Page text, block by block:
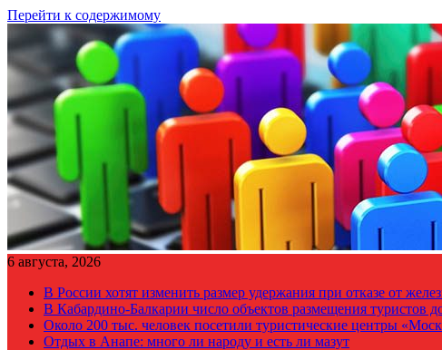
Перейти к содержимому
6 августа, 2026
В России хотят изменить размер удержания при отказе от
В Кабардино-Балкарии число объектов размещения туристов
Около 200 тыс. человек посетили туристические центры
Отдых в Анапе: много ли народу и есть ли мазут